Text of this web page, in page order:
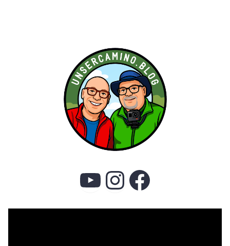
YouTube
Instagram